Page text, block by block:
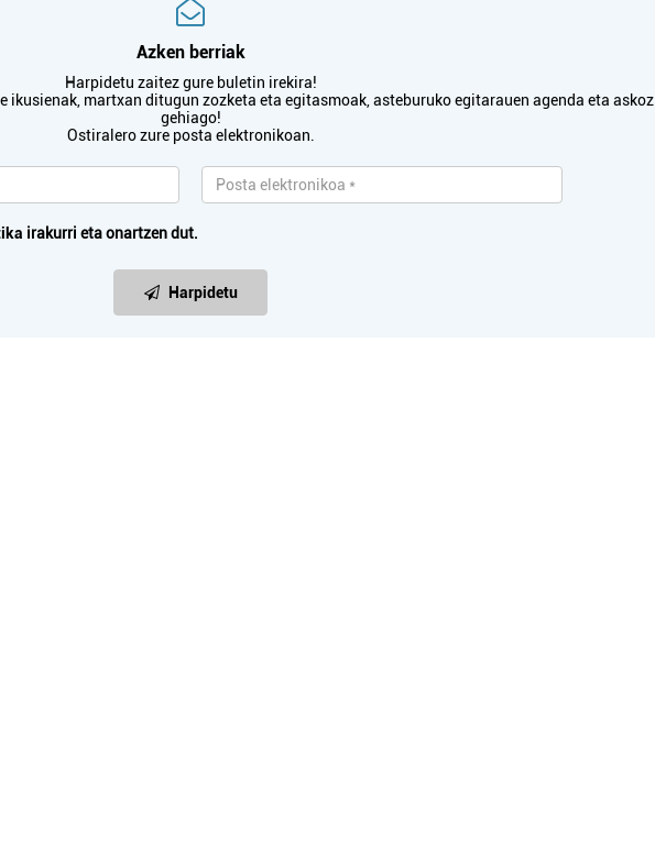
Azken berriak
Harpidetu zaitez gure buletin irekira!
ikusienak, martxan ditugun zozketa eta egitasmoak, asteburuko egitarauen agenda eta askoz
gehiago!
Ostiralero zure posta elektronikoan.
irakurri eta onartzen dut.
Harpidetu